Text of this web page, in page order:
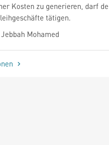
Kosten zu generieren, darf
tätigen.
Mohamed